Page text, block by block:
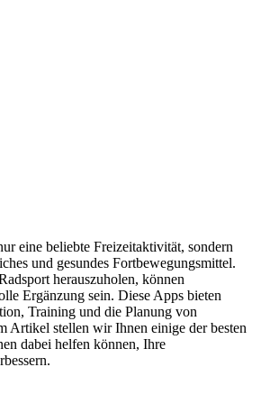
eine beliebte Freizeitaktivität, sondern
und gesundes Fortbewegungsmittel.
herauszuholen, können
Ergänzung sein. Diese Apps bieten
Training und die Planung von
Artikel stellen wir Ihnen einige der besten
dabei helfen können, Ihre